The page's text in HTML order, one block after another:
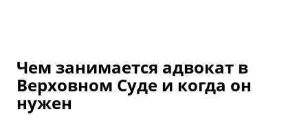
Чем занимается адвокат в
Верховном Суде и когда он
нужен